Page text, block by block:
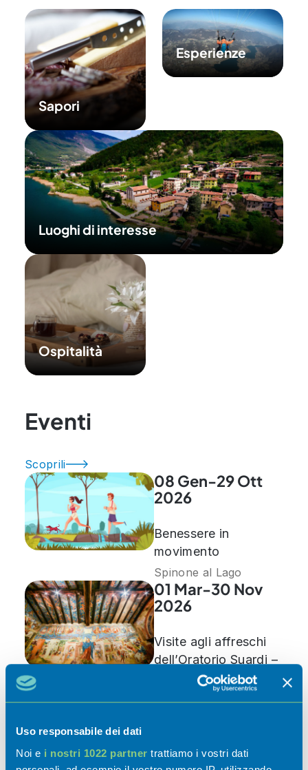
Uso responsabile dei dati
Noi e i nostri 1022 partner trattiamo i vostri dati
Sapori
Esperienze
Luoghi di interesse
Ospitalità
Eventi
Scoprili
08 Gen-29 Ott
2026
Benessere in
movimento
Spinone al Lago
01 Mar-30 Nov
2026
Visite agli affreschi
dell’Oratorio Suardi –
Stagione 2026
Trescore Balneario